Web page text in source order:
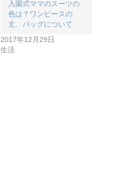
入園式ママのスーツの
色は？ワンピースの
丈、バッグについて
2017年12月29日
生活